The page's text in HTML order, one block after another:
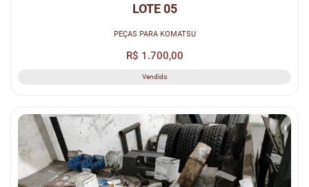
LOTE 05
PEÇAS PARA KOMATSU
R$ 1.700,00
Vendido